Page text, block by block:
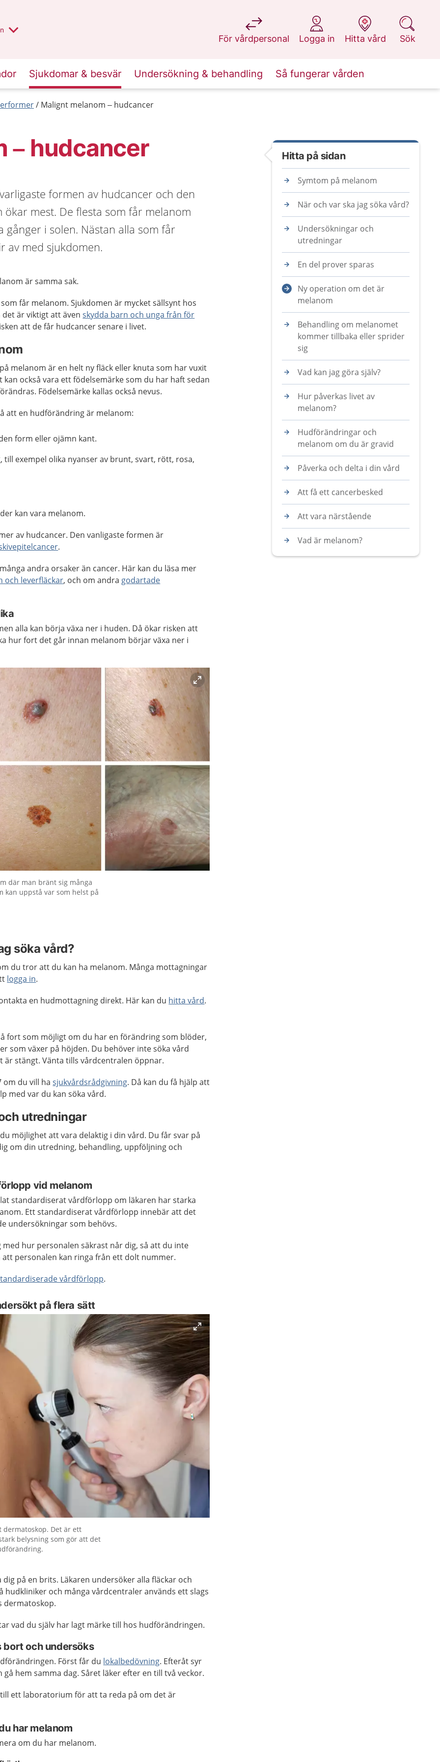
region
För vårdpersonal
på 1177.se
Logga in
på 1177.se
Hitta vård
på 1177.se
Sök
på 1177.se
Sjukdomar & besvär Undersökning & behandling Så fungerar vården
Malignt melanom – hudcancer
– hudcancer
formen av hudcancer och den
ökar mest. De flesta som får melanom
gånger i solen. Nästan alla som får
av med sjukdomen.
är samma sak.
får melanom. Sjukdomen är mycket sällsynt hos
det är viktigt att ävenskydda barn och unga från för
att de får hudcancer senare i livet.
melanom är en helt ny fläck eller knuta som har vuxit
också vara ett födelsemärke som du har haft sedan
Födelsemärke kallas också nevus.
att en hudförändring är melanom:
form eller ojämn kant.
till exempel olika nyanser av brunt, svart, rött, rosa,
kan vara melanom.
av hudcancer. Den vanligaste formen är
.
andra orsaker än cancer. Här kan du läsa mer
och leverfläckar, och om andra godartade
alla kan börja växa ner i huden. Då ökar risken att
hur fort det går innan melanom börjar växa ner i
där man bränt sig många
kan uppstå var som helst på
söka vård?
du tror att du kan ha melanom. Många mottagningar
logga in.
en hudmottagning direkt. Här kan du hitta vård.
fort som möjligt om du har en förändring som blöder,
som växer på höjden. Du behöver inte söka vård
är stängt. Vänta tills vårdcentralen öppnar.
om du vill hasjukvårdsrådgivning. Då kan du få hjälp att
med var du kan söka vård.
utredningar
möjlighet att vara delaktig i din vård. Du får svar på
om din utredning, behandling, uppföljning och
vid melanom
standardiserat vårdförlopp om läkaren har starka
Ett standardiserat vårdförlopp innebär att det
undersökningar som behövs.
hur personalen säkrast når dig, så att du inte
att personalen kan ringa från ett dolt nummer.
vårdförlopp.
på flera sätt
Det är ett
belysning som gör att det
dig på en brits. Läkaren undersöker alla fläckar och
hudkliniker och många vårdcentraler används ett slags
dermatoskop.
vad du själv har lagt märke till hos hudförändringen.
bort och undersöks
Först får du lokalbedövning. Efteråt syr
gå hem samma dag. Såret läker efter en till två veckor.
ett laboratorium för att ta reda på om det är
har melanom
om du har melanom.
Hitta på sidan
Symtom på melanom
När och var ska jag söka vård?
Undersökningar och
utredningar
En del prover sparas
Ny operation om det är
melanom
Behandling om melanomet
kommer tillbaka eller sprider
sig
Vad kan jag göra själv?
Hur påverkas livet av
melanom?
Hudförändringar och
melanom om du är gravid
Påverka och delta i din vård
Att få ett cancerbesked
Att vara närstående
Vad är melanom?